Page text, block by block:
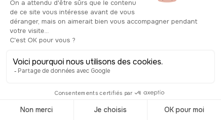
Visitar el museo
Fabre en
Montpellier